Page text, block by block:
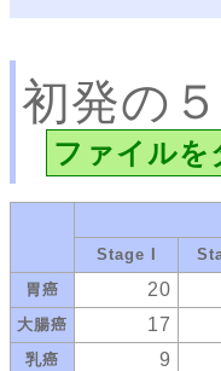
初発の
ファイルを
Stage I
胃癌
20
大腸癌 17
乳癌 9